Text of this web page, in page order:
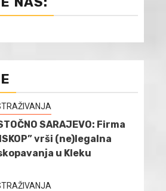
SARAJEVO: Firma
vrši (ne)legalna
u Kleku